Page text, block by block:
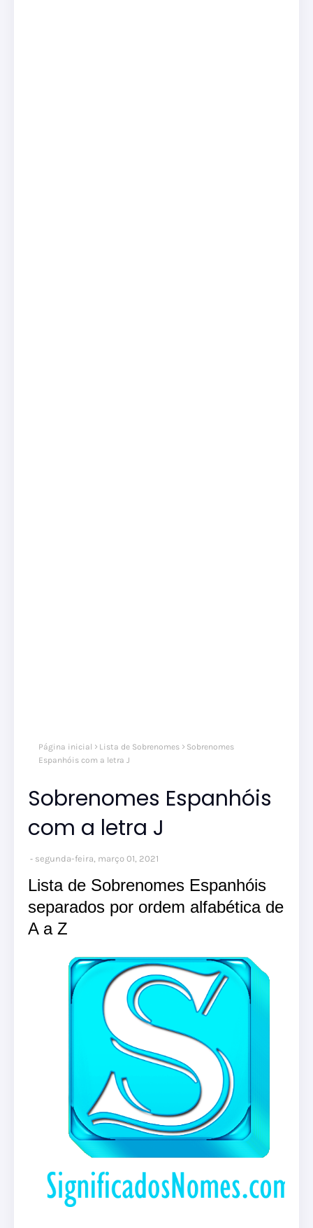
Página inicial Lista de Sobrenomes
Sobrenomes
Espanhóis com a letra J
Sobrenomes Espanhóis
com a letra J
segunda-feira, março 01, 2021
Lista de Sobrenomes Espanhóis
separados por ordem alfabética de
A a Z